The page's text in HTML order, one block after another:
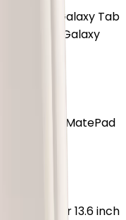
Ultra Galaxy Tab
A9 Plus
Galaxy
MatePad
Air 13.6 inch